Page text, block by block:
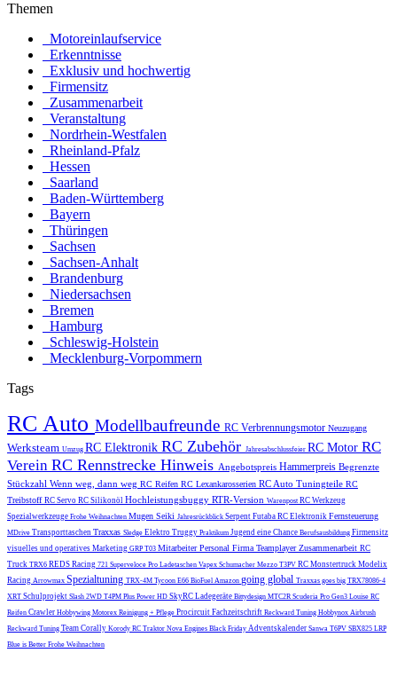
Themen
Motoreinlaufservice
Erkenntnisse
Exklusiv und hochwertig
Firmensitz
Zusammenarbeit
Veranstaltung
Nordrhein-Westfalen
Rheinland-Pfalz
Hessen
Saarland
Baden-Württemberg
Bayern
Thüringen
Sachsen
Sachsen-Anhalt
Brandenburg
Niedersachsen
Bremen
Hamburg
Schleswig-Holstein
Mecklenburg-Vorpommern
Tags
RC Auto Modellbaufreunde RC Verbrennungsmotor Neuzugang
Werksteam Umzug RC Elektronik RC Zubehör Jahresabschlussfeier RC Motor RC
Verein RC Rennstrecke Hinweis Angebotspreis Hammerpreis Begrenzte
Stückzahl Wenn weg, dann weg RC Reifen RC Lexankarosserien RC Auto Tuningteile RC
Treibstoff RC Servo RC Silikonöl Hochleistungsbuggy RTR-Version Warenpost RC Werkzeug
Spezialwerkzeuge Frohe Weihnachten Mugen Seiki Jahresrückblick Serpent Futaba RC Elektronik Fernsteuerung
MDrive Transporttaschen Traxxas Sledge Elektro Truggy Praktikum Jugend eine Chance Berufsausbildung Firmensitz
visuelles und operatives Marketing GRP T03 MitarbeiterPersonal FirmaTeamplayerZusammenarbeit RC
Truck TRX6 REDS Racing 721 Superveloce Pro Ladetaschen Vapex Schumacher Mezzo T3PV RC Monstertruck Modelix
Racing Arrowmax Spezialtuning TRX-4M Tycoon E66 BioFuel Amazon going global Traxxas goes big TRX78086-4
XRT Schulprojekt Slash 2WD T4PM Plus Power HD SkyRC Ladegeräte Bittydesign MTC2RScuderia Pro Gen3 Louise RC
Reifen Crawler Hobbywing Motorex Reinigung + Pflege Procircuit Fachzeitschrift Reckward Tuning Hobbynox Airbrush
Reckward Tuning Team Corally Korody RC Traktor Nova Engines Black Friday Adventskalender Sanwa T6PV SBX825 LRP
Blue is Better Frohe Weihnachten